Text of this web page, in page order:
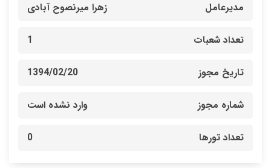
مدیرعامل زهرا میرنصوح آبادی
تعداد شعبات 1
تاریخ مجوز 1394/02/20
شماره مجوز وارد نشده است
تعداد تورها 0